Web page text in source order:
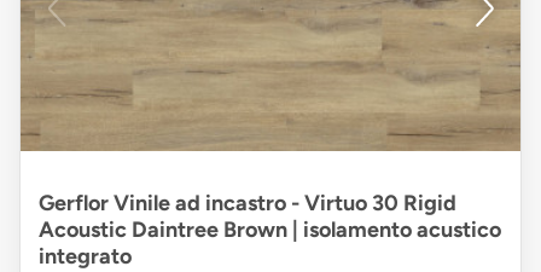
Gerflor Vinile ad incastro - Virtuo 30 Rigid
Acoustic Daintree Brown | isolamento acustico
integrato